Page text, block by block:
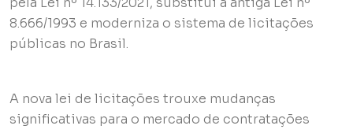
8.666/1993 e moderniza o sistema de licitações
públicas no Brasil.
A nova lei de licitações trouxe mudanças
significativas para o mercado de contratações